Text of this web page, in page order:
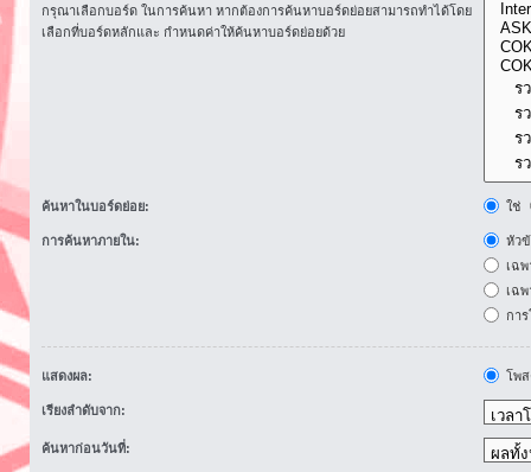
กรุณาเลือกบอร์ด ในการค้นหา หากต้องการค้นหาบอร์ดย่อยสามารถทำได้โดย
เลือกที่บอร์ดหลักและ กำหนดค่าให้ค้นหาบอร์ดย่อยด้วย
ค้นหาในบอร์ดย่อย: ใช่
การค้นหาภายใน:
หัว
เฉ
เฉ
กา
แสดงผล: โพ
เรียงลำดับจาก:
ค้นหาก่อนวันที่: